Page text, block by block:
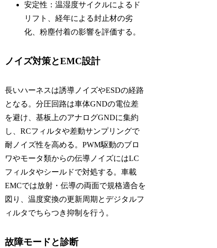
安定性：温湿度サイクルによるド
リフト、経年による封止材の劣
化、粉塵付着の影響を評価する。
ノイズ対策とEMC設計
長いハーネスは誘導ノイズやESDの経路
となる。分圧回路は車体GNDの電位差
を避け、基板上のアナログGNDに集約
し、RCフィルタや差動サンプリングで
耐ノイズ性を高める。PWM駆動のブロ
ワやモータ類からの伝導ノイズにはLC
フィルタやシールドで対処する。車載
EMCでは放射・伝導の両面で規格適合を
図り、温度変換の更新周期とデジタルフ
ィルタでちらつき抑制を行う。
故障モードと診断